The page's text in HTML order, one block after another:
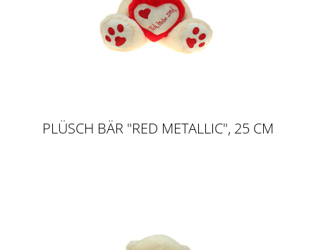
PLÜSCH BÄR "RED METALLIC", 25 CM